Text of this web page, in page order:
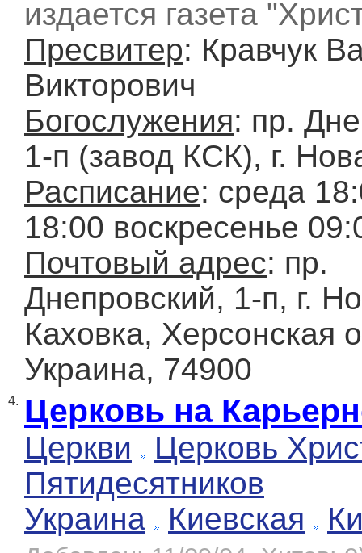
издается газета
Пресвитер: Кравчук
Викторович
Богослужения: пр.
1-п (завод КСК), г.
Расписание: среда
18:00 воскресенье
Почтовый адрес: пр.
Днепровский, 1-п, г.
Каховка, Херсонская
Украина, 74900
4. Церковь на
Церкви
Церковь
Пятидесятников
Украина
Киевская